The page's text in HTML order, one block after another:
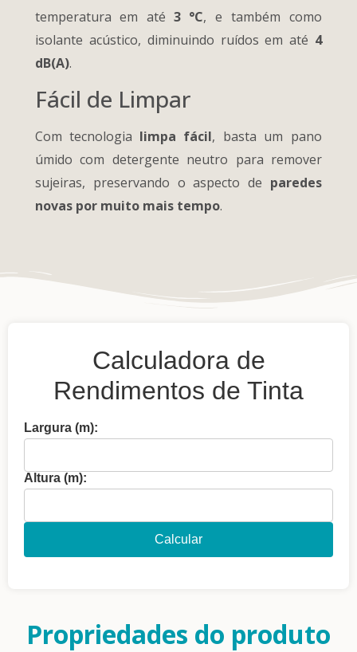
temperatura em até 3 °C, e também como
isolante acústico, diminuindo ruídos em até 4
dB(A).
Fácil de Limpar
Com tecnologia limpa fácil, basta um pano
úmido com detergente neutro para remover
sujeiras, preservando o aspecto de paredes
novas por muito mais tempo.
Calculadora de
Rendimentos de Tinta
Largura (m):
Altura (m):
Calcular
Propriedades do produto